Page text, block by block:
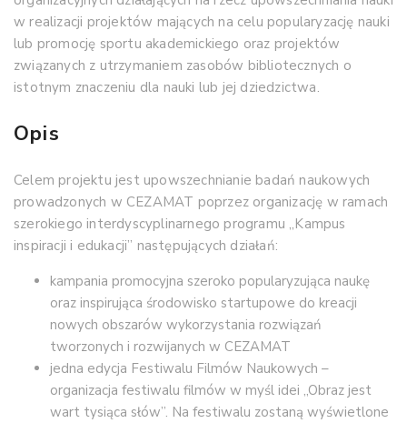
w realizacji projektów mających na celu popularyzację nauki
lub promocję sportu akademickiego oraz projektów
związanych z utrzymaniem zasobów bibliotecznych o
istotnym znaczeniu dla nauki lub jej dziedzictwa.
Opis
Celem projektu jest upowszechnianie badań naukowych
prowadzonych w CEZAMAT poprzez organizację w ramach
szerokiego interdyscyplinarnego programu „Kampus
inspiracji i edukacji” następujących działań:
kampania promocyjna szeroko popularyzująca naukę
oraz inspirująca środowisko startupowe do kreacji
nowych obszarów wykorzystania rozwiązań
tworzonych i rozwijanych w CEZAMAT
jedna edycja Festiwalu Filmów Naukowych –
organizacja festiwalu filmów w myśl idei „Obraz jest
wart tysiąca słów”. Na festiwalu zostaną wyświetlone